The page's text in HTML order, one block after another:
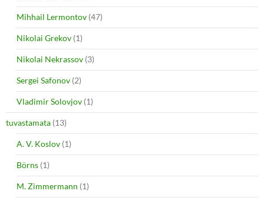
Mihhail Lermontov (47)
Nikolai Grekov (1)
Nikolai Nekrassov (3)
Sergei Safonov (2)
Vladimir Solovjov (1)
tuvastamata (13)
A. V. Koslov (1)
Börns (1)
M. Zimmermann (1)